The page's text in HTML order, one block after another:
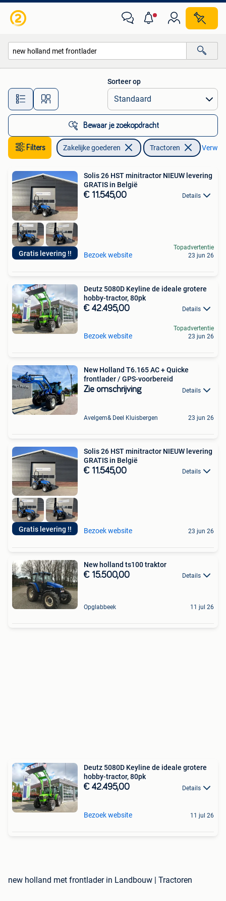
Alle afstanden…
Sorteer op
Bewaar je zoekopdracht
Filters Zakelijke goederen Tractoren
Gratis levering !!
Solis 26 HST minitractor NIEUW levering
GRATIS in België
€ 11.545,00 Details
Bezoek website
Topadvertentie
23 jun 26
Deutz 5080D Keyline de ideale grotere
hobby-tractor, 80pk
€ 42.495,00 Details
Bezoek website
Topadvertentie
23 jun 26
New Holland T6.165 AC + Quicke
frontlader / GPS-voorbereid
Zie omschrijving Details
Avelgem& Deel Kluisbergen 23 jun 26
Gratis levering !!
Solis 26 HST minitractor NIEUW levering
GRATIS in België
€ 11.545,00 Details
Bezoek website 23 jun 26
New holland ts100 traktor
€ 15.500,00 Details
Opglabbeek 11 jul 26
Deutz 5080D Keyline de ideale grotere
hobby-tractor, 80pk
€ 42.495,00 Details
Bezoek website 11 jul 26
new holland met frontlader in Landbouw | Tractoren